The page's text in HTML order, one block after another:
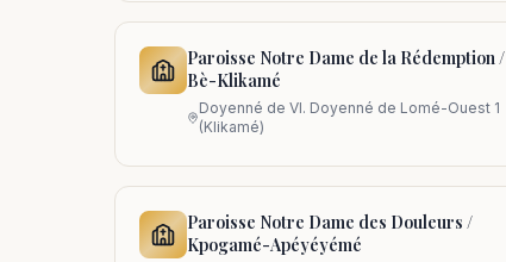
Paroisse Notre Dame de la Rédemption /
Bè-Klikamé
Doyenné deVI. Doyenné de Lomé-Ouest 1
(Klikamé)
Paroisse Notre Dame des Douleurs /
Kpogamé-Apéyéyémé